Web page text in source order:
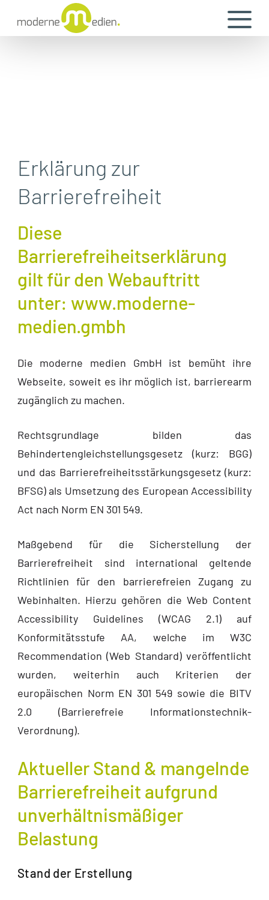
Erklärung zur
Barrierefreiheit
Diese
Barrierefreiheitserklärung
gilt für den Webauftritt
unter: www.moderne-
medien.gmbh
Die moderne medien GmbH ist bemüht ihre
Webseite, soweit es ihr möglich ist, barrierearm
zugänglich zu machen.
Rechtsgrundlage bilden das
Behindertengleichstellungsgesetz (kurz: BGG)
und das Barrierefreiheitsstärkungsgesetz (kurz:
BFSG) als Umsetzung des European Accessibility
Act nach Norm EN 301 549.
Maßgebend für die Sicherstellung der
Barrierefreiheit sind international geltende
Richtlinien für den barrierefreien Zugang zu
Webinhalten. Hierzu gehören die Web Content
Accessibility Guidelines (WCAG 2.1) auf
Konformitätsstufe AA, welche im W3C
Recommendation (Web Standard) veröffentlicht
wurden, weiterhin auch Kriterien der
europäischen Norm EN 301 549 sowie die BITV
2.0 (Barrierefreie Informationstechnik-
Verordnung).
Aktueller Stand & mangelnde
Barrierefreiheit aufgrund
unverhältnismäßiger
Belastung
Stand der Erstellung